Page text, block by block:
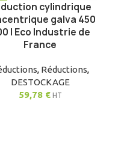
cylindrique
galva 450
| Eco Industrie de
France
, Réductions,
DESTOCKAGE
59,78 € HT